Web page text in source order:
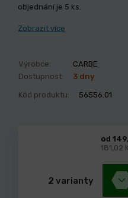
objednání je 5 ks.
Zobrazit více
Výrobce:
CARBE
Dostupnost:
3 dny
Kód produktu: 56556.01
od
181,02
2 varianty